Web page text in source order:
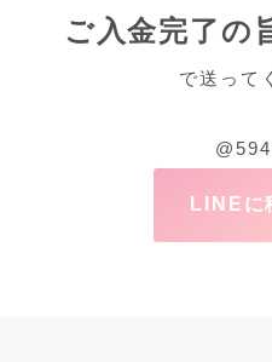
ご入金完了の
で送って
LINEに